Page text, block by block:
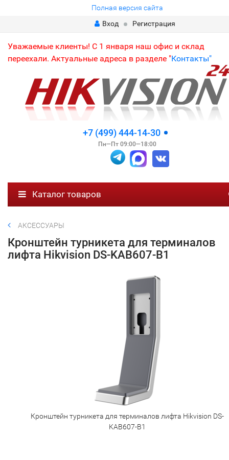
Полная версия сайта
Вход
Регистрация
Уважаемые клиенты! С 1 января наш офис и склад
переехали. Актуальные адреса в разделе "Контакты"
+7 (499) 444-14-30
Пн—Пт 09:00—18:00
Каталог товаров
АКСЕССУАРЫ
Кронштейн турникета для терминалов
лифта Hikvision DS-KAB607-B1
Кронштейн турникета для терминалов лифта Hikvision DS-
KAB607-B1